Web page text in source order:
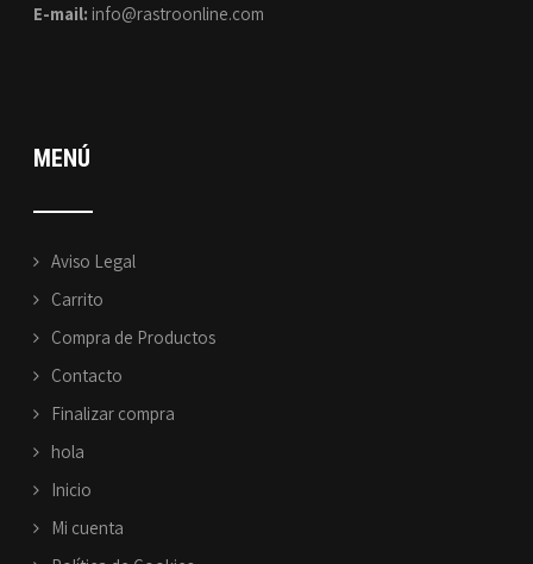
E-mail: info@rastroonline.com
MENÚ
Aviso Legal
Carrito
Compra de Productos
Contacto
Finalizar compra
hola
Inicio
Mi cuenta